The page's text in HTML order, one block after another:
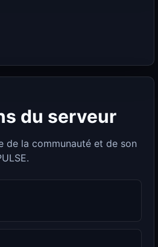
du serveur
de la communauté et de son